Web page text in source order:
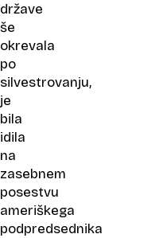
države
še
okrevala
po
silvestrovanju,
je
bila
idila
na
zasebnem
posestvu
ameriškega
podpredsednika